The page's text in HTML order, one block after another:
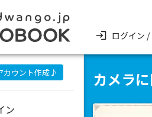
ログイン
カウント作成♪
ン
カメラ